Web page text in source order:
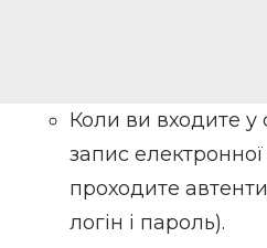
Коли ви входите у
запис
проходите
логін і пароль).